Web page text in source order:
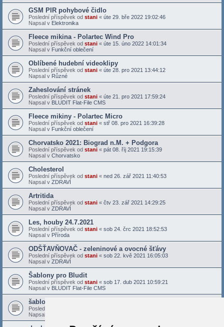
GSM PIR pohybové čidlo
Poslední příspěvek od stani « úte 29. bře 2022 19:02:46
Napsal v Elektronika
Fleece mikina - Polartec Wind Pro
Poslední příspěvek od stani « úte 15. úno 2022 14:01:34
Napsal v Funkční oblečení
Oblíbené hudební videoklipy
Poslední příspěvek od stani « úte 28. pro 2021 13:44:12
Napsal v Různé
Zaheslování stránek
Poslední příspěvek od stani « úte 21. pro 2021 17:59:24
Napsal v BLUDIT Flat-File CMS
Fleece mikiny - Polartec Micro
Poslední příspěvek od stani « stř 08. pro 2021 16:39:28
Napsal v Funkční oblečení
Chorvatsko 2021: Biograd n.M. + Podgora
Poslední příspěvek od stani « pát 08. říj 2021 19:15:39
Napsal v Chorvatsko
Cholesterol
Poslední příspěvek od stani « ned 26. zář 2021 11:40:53
Napsal v ZDRAVÍ
Artritida
Poslední příspěvek od stani « čtv 23. zář 2021 14:29:25
Napsal v ZDRAVÍ
Les, houby 24.7.2021
Poslední příspěvek od stani « sob 24. črc 2021 18:52:53
Napsal v Příroda
ODŠŤAVŇOVAČ - zeleninové a ovocné šťávy
Poslední příspěvek od stani « sob 22. kvě 2021 16:05:03
Napsal v ZDRAVÍ
Šablony pro Bludit
Poslední příspěvek od stani « sob 17. dub 2021 10:59:21
Napsal v BLUDIT Flat-File CMS
šablona Bludit - Docs X
Poslední příspěvek od
Napsal v